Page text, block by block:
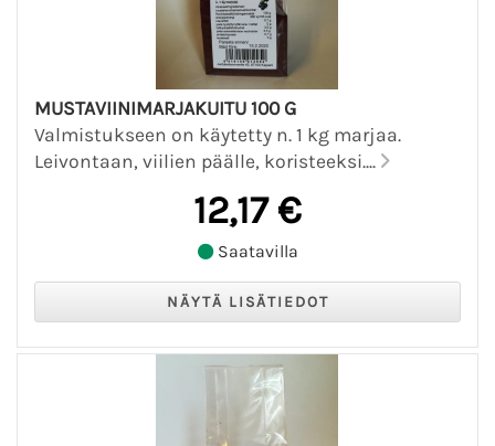
MUSTAVIINIMARJAKUITU 100 G
Valmistukseen on käytetty n. 1 kg marjaa.
Leivontaan, viilien päälle, koristeeksi....
12,17 €
Saatavilla